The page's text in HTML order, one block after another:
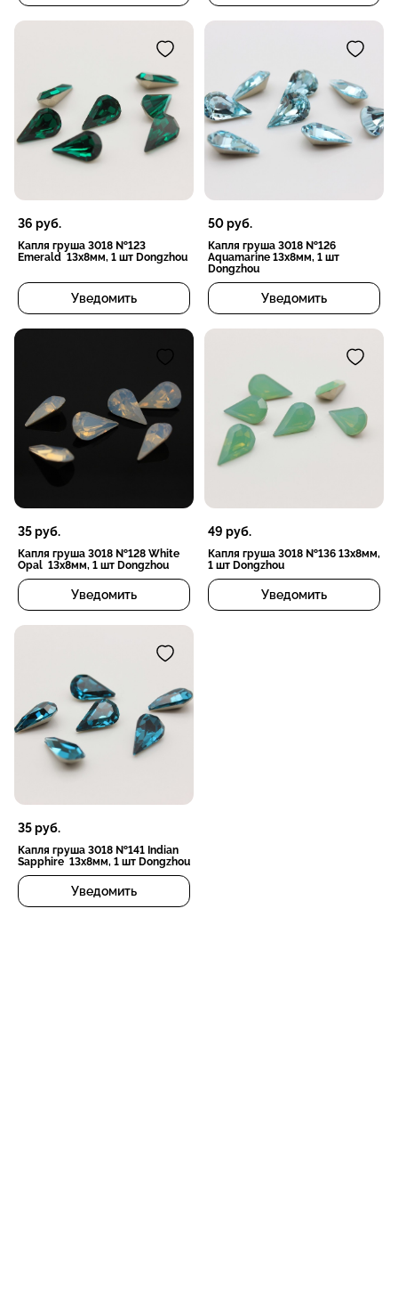
36 руб.
Капля груша 3018 №123
Emerald 13х8мм, 1 шт Dongzhou
Уведомить
50руб.
Капля груша 3018 №126
Aquamarine 13х8мм, 1 шт
Dongzhou
Уведомить
35руб.
Капля груша 3018 №128 White
Opal 13х8мм, 1 шт Dongzhou
Уведомить
49 руб.
Капля груша 3018 №136 13х8мм,
1 шт Dongzhou
Уведомить
35руб.
Капля груша 3018 №141 Indian
Sapphire 13х8мм, 1 шт Dongzhou
Уведомить